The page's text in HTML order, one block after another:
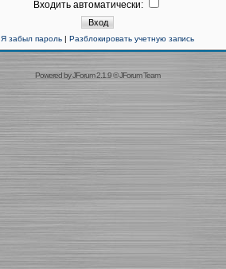
Входить автоматически:
Я забыл пароль| Разблокировать учетную запись
Powered byJForum 2.1.9©JForum Team